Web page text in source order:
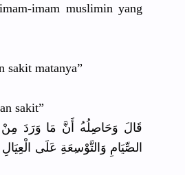
imam muslimin yang
sakit matanya”
sakit”
قَالَ وَحَاصِلُه
أَنَّ مَا وَرَدَ
الصِّيَامِ وَالتَّوْسِعَةِ عَلَى الْعِيَالِ